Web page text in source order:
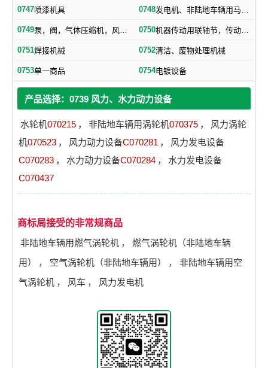
0747喷漆机具 0748 发电机、非陆地车辆用马达和引擎及其零部件
0749 泵，阀，气体压缩机，风机，，液压元件，气动元件 0750 机器传动用联轴节，传动带及其他机器零部件
0751焊接机械 0752清洁、废物处理机械
0753单一商品 0754电镀设备
产品选择：0739 风力、水力动力设备
水轮机070215 ， 非陆地车辆用涡轮机070375 ，
风力涡轮
机070523 ， 风力动力设备C070281 ，
风力发电设备
C070283 ， 水力动力设备C070284 ，
水力发电设备
C070437
商标局接受的非常规商品
非陆地车辆用燃气涡轮机 ，
燃气涡轮机（非陆地车辆
用）
， 空气涡轮机（非陆地车辆用） ，
非陆地车辆用空
气涡轮机 ， 风车 ， 风力发电机